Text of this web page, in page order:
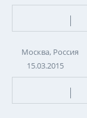
Москва, Россия
15.03.2015